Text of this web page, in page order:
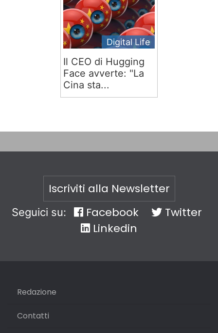
Digital Life
Il CEO di Hugging
Face avverte: "La
Cina sta...
Iscriviti alla Newsletter
Seguici su: Facebook
Twitter
Linkedin
Redazione
Contatti